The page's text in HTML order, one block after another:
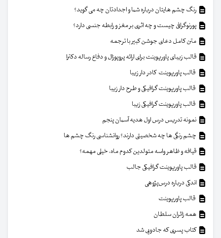
رنگ چشم هایتان درباره شما و اجدادتان چه می گوید؟
پورنوگرافی چیست و چه اثری بر مغز و رابطه جنسی دارد؟
متن کامل دعای جوشن کبیر با ترجمه
قالب زیبای پاورپوینت برای ارائه پروپوزال و دفاع رساله دکترا
قالب پاورپوینت کادر دار زیبا
قالب پاورپوینت گرافیکی و طرح دار زیبا
قالب پاورپوینت گرافیکی زیبا
نمونه تدریس درس اول هدیه آسمان پنجم
چشم رنگی ها چه شخصیتی دارند؟ روانشناسی رنگ چشم ها
قیافه و ظاهر واسه متولدین کدوم ماه، خیلی مهمه؟
قالب پاورپوینت گرافیکی جالب
اندکی درباره درس‌پژوهی
قالب پاورپوینت
همه زائران سلطان
کتاب پسری که جادویی شد